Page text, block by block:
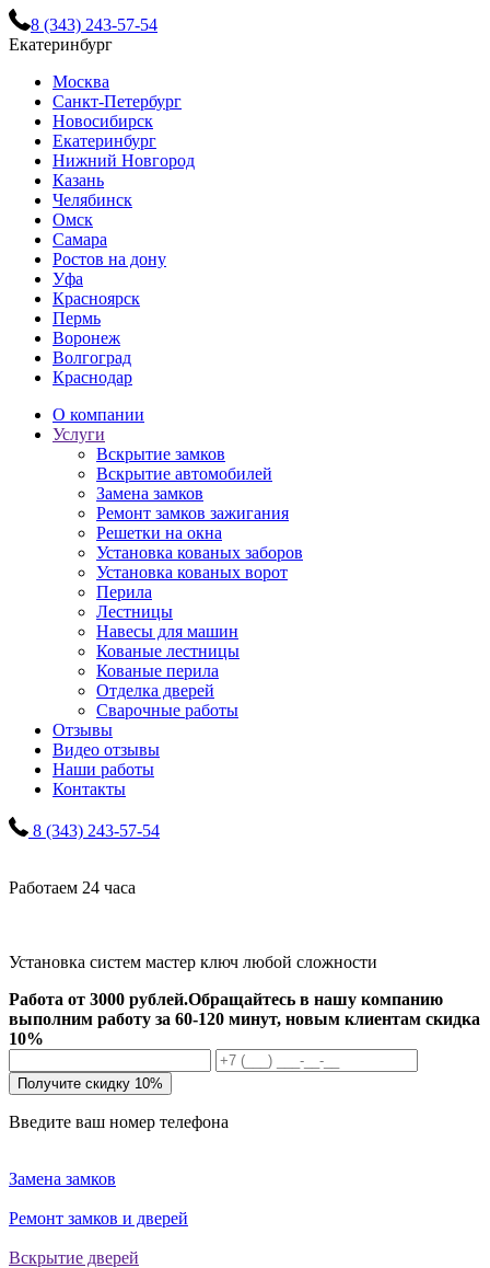
8 (343) 243-57-54
Екатеринбург
Москва
Санкт-Петербург
Новосибирск
Екатеринбург
Нижний Новгород
Казань
Челябинск
Омск
Самара
Ростов на дону
Уфа
Красноярск
Пермь
Воронеж
Волгоград
Краснодар
О компании
Услуги
Вскрытие замков
Вскрытие автомобилей
Замена замков
Ремонт замков зажигания
Решетки на окна
Установка кованых заборов
Установка кованых ворот
Перила
Лестницы
Навесы для машин
Кованые лестницы
Кованые перила
Отделка дверей
Сварочные работы
Отзывы
Видео отзывы
Наши работы
Контакты
8 (343) 243-57-54
Работаем 24 часа
Установка систем мастер ключ любой сложности
Работа от 3000 рублей.Обращайтесь в нашу компанию
выполним работу за 60-120 минут, новым клиентам скидка
10%
Получите скидку 10%
Введите ваш номер телефона
Замена замков
Ремонт замков и дверей
Вскрытие дверей